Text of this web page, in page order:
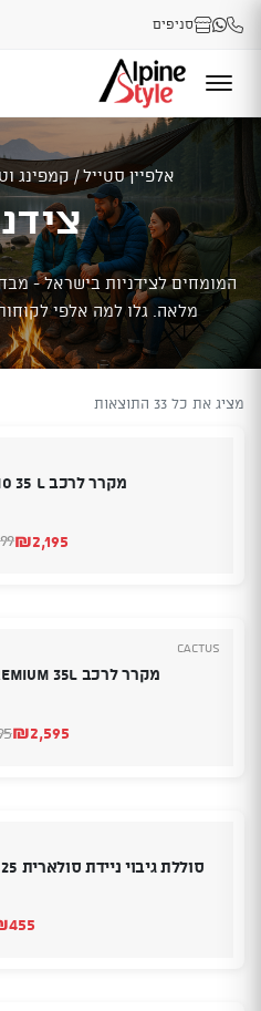
סניפים
אלפיין סטייל/קמפינג
המומחים לצידניות בישראל -
מלאה. גלו למה אלפי
מציג את כל 33 התוצאות
מקרר לרכב CACTUS ESKIMO 35 L
₪2,195
Cactus
מקרר לרכב CACTUS ESKIMO PREMIUM 35L
₪2,595
סוללת גיבוי ניידת סולארית Discovery DS-PB SOLAR 25
455